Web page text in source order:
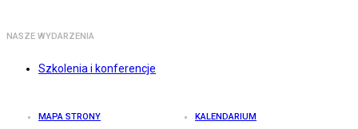
NASZE WYDARZENIA
Szkolenia i konferencje
MAPA STRONY KALENDARIUM